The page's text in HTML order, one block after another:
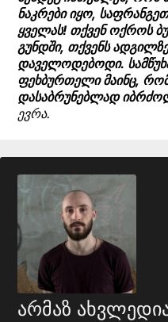
ნაკრები იყო,
ყველას! თქვენ ოქროს
გუნდში, თქვენს
დაველოდებოდი.
ფეხბურთელი მაინც,
დასაბრუნებლად
ევრა.
არმაზ